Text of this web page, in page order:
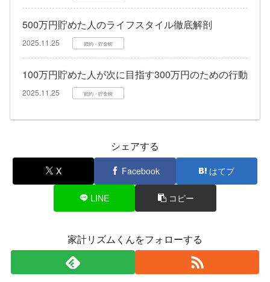
500万円貯めた人のライフスタイル徹底解剖
2025.11.25 節約・貯金術
100万円貯めた人が次に目指す300万円のための行動
2025.11.25 節約・貯金術
シェアする
X Facebook はてブ
LINE コピー
家計リズムくんをフォローする